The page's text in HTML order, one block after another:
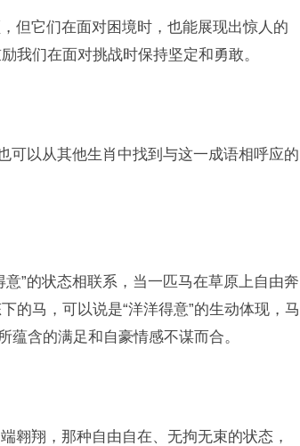
但它们在面对困境时，也能展现出惊人的
我们在面对挑战时保持坚定和勇敢。
可以从其他生肖中找到与这一成语相呼应的
”的状态相联系，当一匹马在草原上自由奔
的马，可以说是“洋洋得意”的生动体现，马
蕴含的满足和自豪情感不谋而合。
翱翔，那种自由自在、无拘无束的状态，